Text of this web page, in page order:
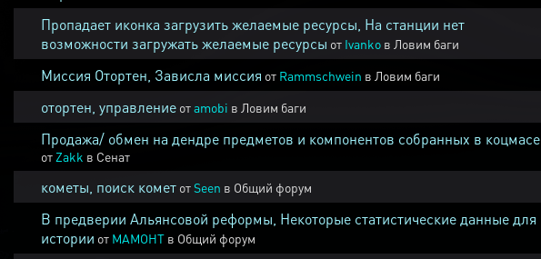
Пропадает иконка загрузить желаемые ресурсы, На станции нет
возможности загружать желаемые ресурсы от Ivanko в Ловим баги
Миссия Отортен, Зависла миссия от Rammschwein в Ловим баги
отортен, управление отamobi в Ловим баги
Продажа/ обмен на дендре предметов и компонентов собранных в коцмасе
от Zakk в Сенат
кометы, поиск комет отSeen в Общий форум
В предверии Альянсовой реформы, Некоторые статистические данные для
истории от MAMOHT в Общий форум